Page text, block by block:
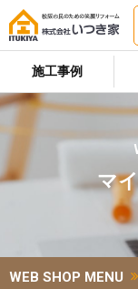
施工事例
マ
WEB SHOP MENU